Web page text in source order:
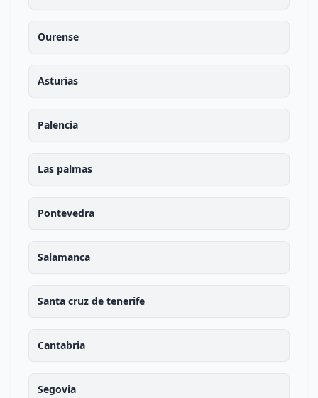
Ourense
Asturias
Palencia
Las palmas
Pontevedra
Salamanca
Santa cruz de tenerife
Cantabria
Segovia